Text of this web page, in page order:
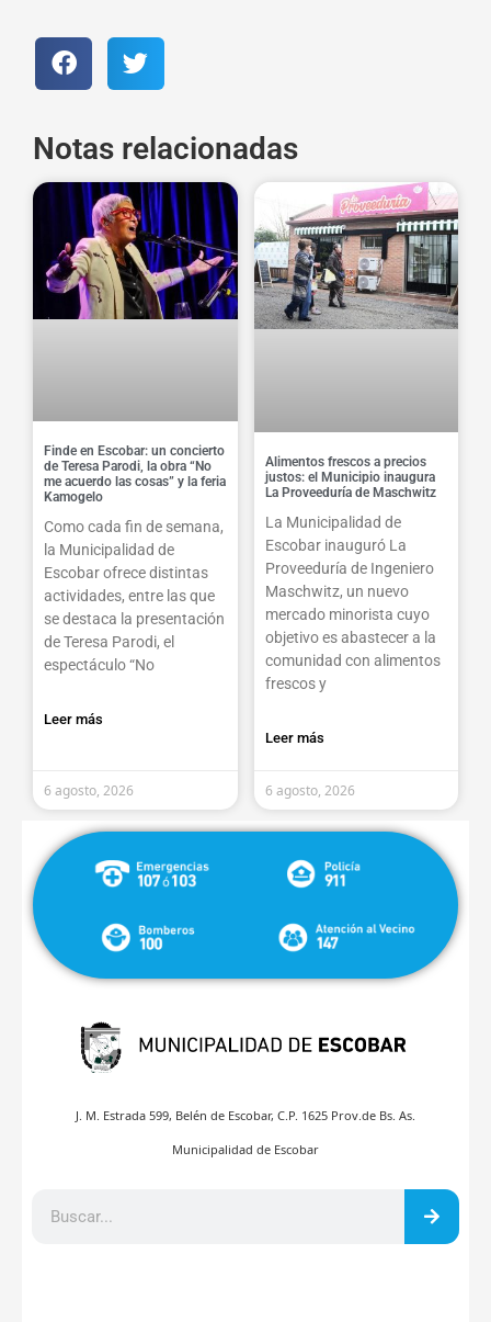
Notas relacionadas
Finde en Escobar: un concierto
de Teresa Parodi, la obra “No
me acuerdo las cosas” y la feria
Kamogelo
Como cada fin de semana,
la Municipalidad de
Escobar ofrece distintas
actividades, entre las que
se destaca la presentación
de Teresa Parodi, el
espectáculo “No
Leer más
6 agosto, 2026
Alimentos frescos a precios
justos: el Municipio inaugura
La Proveeduría de Maschwitz
La Municipalidad de
Escobar inauguró La
Proveeduría de Ingeniero
Maschwitz, un nuevo
mercado minorista cuyo
objetivo es abastecer a la
comunidad con alimentos
frescos y
Leer más
6 agosto, 2026
J. M. Estrada 599, Belén de Escobar, C.P. 1625 Prov.de Bs. As.
Municipalidad de Escobar